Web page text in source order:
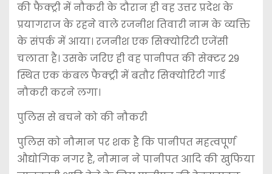
की फैक्ट्री में नौकरी के दौरान ही वह उत्तर प्रदेश के
प्रयागराज के रहने वाले रजनीश तिवारी नाम के व्यक्ति
के संपर्क में आया। रजनीश एक सिक्योरिटी एजेंसी
चलाता है। उसके जरिए ही वह पानीपत की सेक्टर 29
स्थित एक कंबल फैक्ट्री में बतौर सिक्योरिटी गार्ड
नौकरी करने लगा।
पुलिस से बचने को की नौकरी
पुलिस को नौमान पर शक है कि पानीपत महत्वपूर्ण
औद्योगिक नगर है, नौमान ने पानीपत आदि की खुफिया